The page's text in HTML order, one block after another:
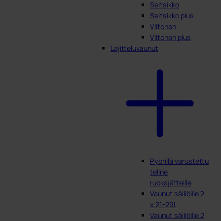
Seitsikko
Seitsikko plus
Viitonen
Viitonen plus
Lajitteluvaunut
Pyörillä varustettu
teline
ruokajätteille
Vaunut säiliöille 2
x 21-29L
Vaunut säiliöille 2